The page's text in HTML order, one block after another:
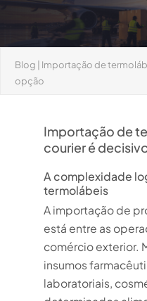
Blog
Importação de
opção
Importação de
courier é
A complexidade
termolábeis
A importação de
está entre as
comércio exterior.
insumos
laboratoriais,